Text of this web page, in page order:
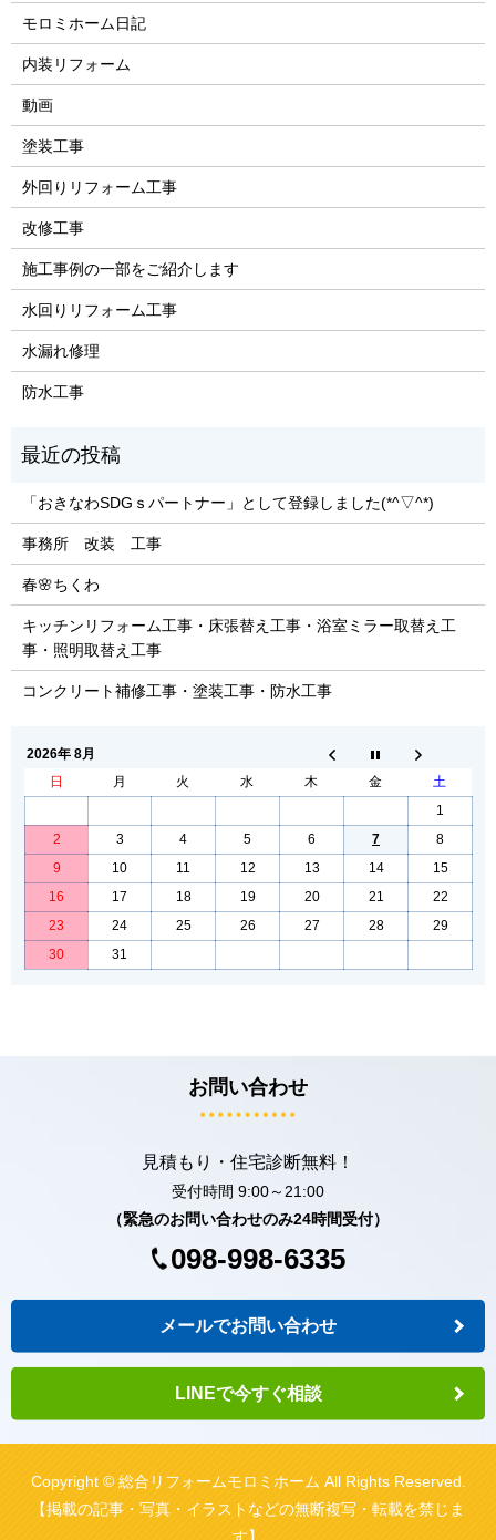
モロミホーム日記
内装リフォーム
動画
塗装工事
外回りリフォーム工事
改修工事
施工事例の一部をご紹介します
水回りリフォーム工事
水漏れ修理
防水工事
「おきなわSDGｓパートナー」として登録しました(*^▽^*)
事務所 改装 工事
春🌸ちくわ
キッチンリフォーム工事・床張替え工事・浴室ミラー取替え工
事・照明取替え工事
コンクリート補修工事・塗装工事・防水工事
2026年 8月
日
月 火 水 木 金
土
1
2
3 4 5 6 7
8
9
10 11 12 13 14
15
16
17 18 19 20 21
22
23
24 25 26 27 28
29
30
31
お問い合わせ
見積もり・住宅診断無料！
受付時間 9:00～21:00
（緊急のお問い合わせのみ24時間受付）
098-998-6335
メールでお問い合わせ
LINEで今すぐ相談
Copyright © 総合リフォームモロミホーム All Rights Reserved.
【掲載の記事・写真・イラストなどの無断複写・転載を禁じま